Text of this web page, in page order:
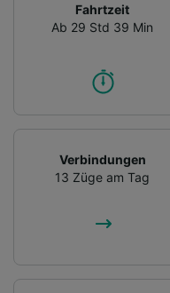
Fahrtzeit
Ab 29 Std 39 Min
Verbindungen
13 Züge am Tag